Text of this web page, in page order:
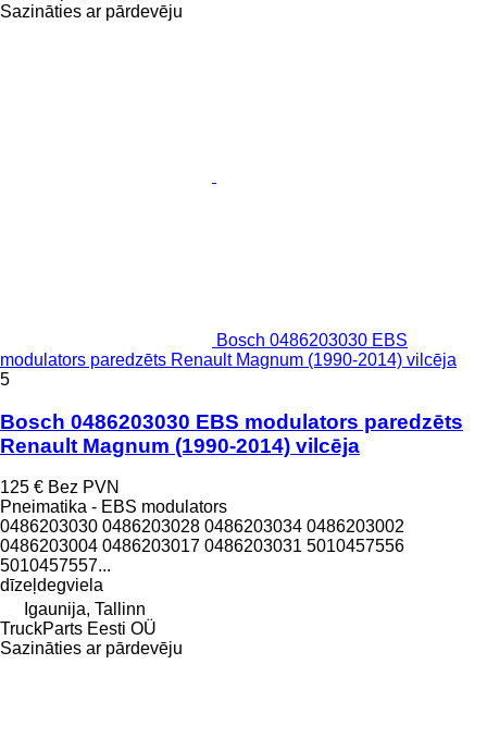
Sazināties ar pārdevēju
Bosch 0486203030 EBS
modulators paredzēts Renault Magnum (1990-2014) vilcēja
5
Bosch 0486203030 EBS modulators paredzēts
Renault Magnum (1990-2014) vilcēja
125 € Bez PVN
Pneimatika - EBS modulators
0486203030 0486203028 0486203034 0486203002
0486203004 0486203017 0486203031 5010457556
5010457557...
dīzeļdegviela
Igaunija, Tallinn
TruckParts Eesti OÜ
Sazināties ar pārdevēju